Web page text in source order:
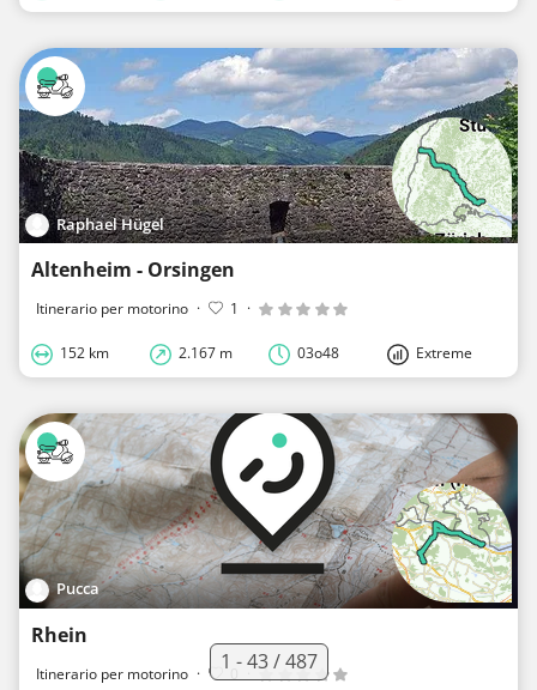
Raphael Hügel
Altenheim - Orsingen
Itinerario per motorino · 1 ·
152 km 2.167 m 03o48 Extreme
Pucca
Rhein
Itinerario per motorino · 1 - 43 / 487